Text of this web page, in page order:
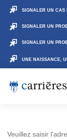
SIGNALER UN CAS
SIGNALER UN
SIGNALER UN
UNE NAISSANCE,
Veuillez saisir